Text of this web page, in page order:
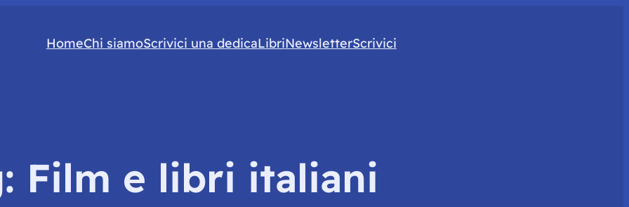
HomeChi siamoScrivici una dedicaLibriNewsletterScrivici
Film e libri italiani